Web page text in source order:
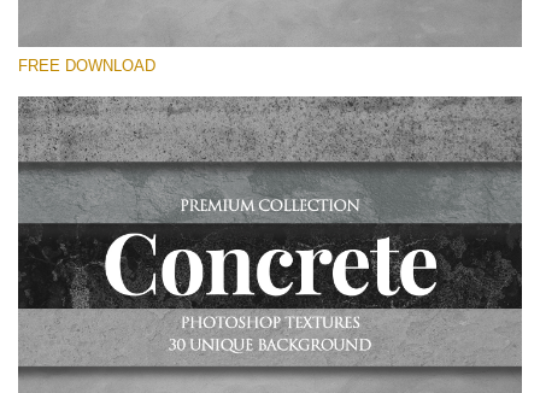
Por favor seleccione
Small 800*533px
Concrete Textures
(30 Overlays)
Large 6000*4000px
Entire Collection
(1783 Overlays)
Large 6000*4000px
FREE DOWNLOAD